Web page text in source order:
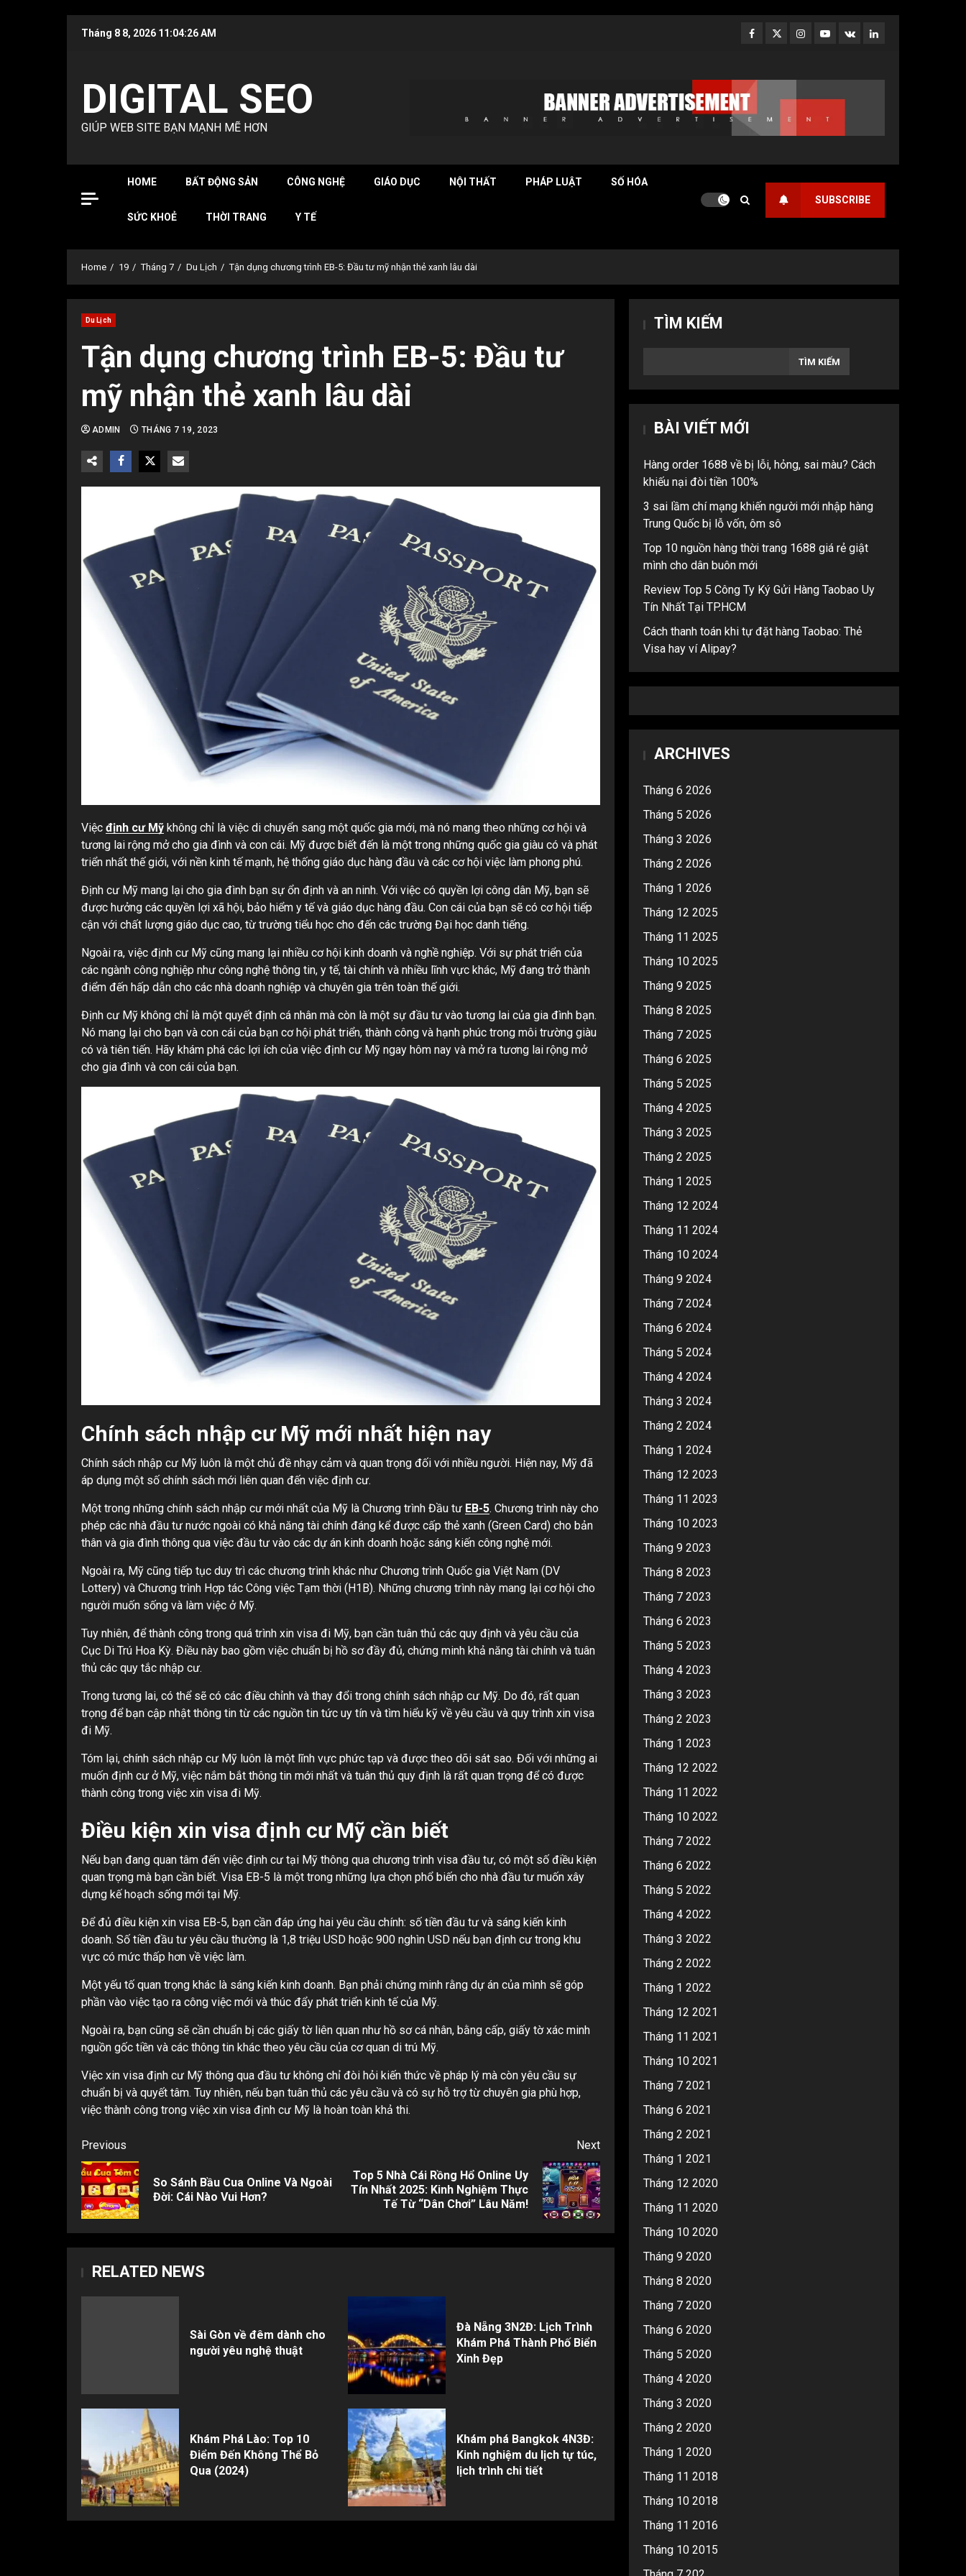
Tháng 8 8, 2026 11:04:27 AM Facebook
TwitterInstagram
Youtube
VK LinkedIn
DIGITAL SEO
GIÚP WEB SITE BẠN MẠNH MẼ HƠN
HOME BẤT ĐỘNG SẢN CÔNG NGHỆ GIÁO DỤC NỘI THẤT PHÁP LUẬT SỐ HÓA
SỨC KHOẺ THỜI TRANG Y TẾ
SUBSCRIBE
Home 19 Tháng 7 Du Lịch Tận dụng chương trình EB-5: Đầu tư mỹ nhận thẻ xanh lâu dài
Du Lịch
Tận dụng chương trình EB-5: Đầu tư
mỹ nhận thẻ xanh lâu dài
ADMIN THÁNG 7 19, 2023
Việc định cư Mỹ không chỉ là việc di chuyển sang một quốc gia mới, mà nó mang theo những cơ hội và
tương lai rộng mở cho gia đình và con cái. Mỹ được biết đến là một trong những quốc gia giàu có và phát
triển nhất thế giới, với nền kinh tế mạnh, hệ thống giáo dục hàng đầu và các cơ hội việc làm phong phú.
Định cư Mỹ mang lại cho gia đình bạn sự ổn định và an ninh. Với việc có quyền lợi công dân Mỹ, bạn sẽ
được hưởng các quyền lợi xã hội, bảo hiểm y tế và giáo dục hàng đầu. Con cái của bạn sẽ có cơ hội tiếp
cận với chất lượng giáo dục cao, từ trường tiểu học cho đến các trường Đại học danh tiếng.
Ngoài ra, việc định cư Mỹ cũng mang lại nhiều cơ hội kinh doanh và nghề nghiệp. Với sự phát triển của
các ngành công nghiệp như công nghệ thông tin, y tế, tài chính và nhiều lĩnh vực khác, Mỹ đang trở thành
điểm đến hấp dẫn cho các nhà doanh nghiệp và chuyên gia trên toàn thế giới.
Định cư Mỹ không chỉ là một quyết định cá nhân mà còn là một sự đầu tư vào tương lai của gia đình bạn.
Nó mang lại cho bạn và con cái của bạn cơ hội phát triển, thành công và hạnh phúc trong môi trường giàu
có và tiên tiến. Hãy khám phá các lợi ích của việc định cư Mỹ ngay hôm nay và mở ra tương lai rộng mở
cho gia đình và con cái của bạn.
Chính sách nhập cư Mỹ mới nhất hiện nay
Chính sách nhập cư Mỹ luôn là một chủ đề nhạy cảm và quan trọng đối với nhiều người. Hiện nay, Mỹ đã
áp dụng một số chính sách mới liên quan đến việc định cư.
Một trong những chính sách nhập cư mới nhất của Mỹ là Chương trình Đầu tư EB-5. Chương trình này cho
phép các nhà đầu tư nước ngoài có khả năng tài chính đáng kể được cấp thẻ xanh (Green Card) cho bản
thân và gia đình thông qua việc đầu tư vào các dự án kinh doanh hoặc sáng kiến công nghệ mới.
Ngoài ra, Mỹ cũng tiếp tục duy trì các chương trình khác như Chương trình Quốc gia Việt Nam (DV
Lottery) và Chương trình Hợp tác Công việc Tạm thời (H1B). Những chương trình này mang lại cơ hội cho
người muốn sống và làm việc ở Mỹ.
Tuy nhiên, để thành công trong quá trình xin visa đi Mỹ, bạn cần tuân thủ các quy định và yêu cầu của
Cục Di Trú Hoa Kỳ. Điều này bao gồm việc chuẩn bị hồ sơ đầy đủ, chứng minh khả năng tài chính và tuân
thủ các quy tắc nhập cư.
Trong tương lai, có thể sẽ có các điều chỉnh và thay đổi trong chính sách nhập cư Mỹ. Do đó, rất quan
trọng để bạn cập nhật thông tin từ các nguồn tin tức uy tín và tìm hiểu kỹ về yêu cầu và quy trình xin visa
đi Mỹ.
Tóm lại, chính sách nhập cư Mỹ luôn là một lĩnh vực phức tạp và được theo dõi sát sao. Đối với những ai
muốn định cư ở Mỹ, việc nắm bắt thông tin mới nhất và tuân thủ quy định là rất quan trọng để có được
thành công trong việc xin visa đi Mỹ.
Điều kiện xin visa định cư Mỹ cần biết
Nếu bạn đang quan tâm đến việc định cư tại Mỹ thông qua chương trình visa đầu tư, có một số điều kiện
quan trọng mà bạn cần biết. Visa EB-5 là một trong những lựa chọn phổ biến cho nhà đầu tư muốn xây
dựng kế hoạch sống mới tại Mỹ.
Để đủ điều kiện xin visa EB-5, bạn cần đáp ứng hai yêu cầu chính: số tiền đầu tư và sáng kiến kinh
doanh. Số tiền đầu tư yêu cầu thường là 1,8 triệu USD hoặc 900 nghìn USD nếu bạn định cư trong khu
vực có mức thấp hơn về việc làm.
Một yếu tố quan trọng khác là sáng kiến kinh doanh. Bạn phải chứng minh rằng dự án của mình sẽ góp
phần vào việc tạo ra công việc mới và thúc đẩy phát triển kinh tế của Mỹ.
Ngoài ra, bạn cũng sẽ cần chuẩn bị các giấy tờ liên quan như hồ sơ cá nhân, bằng cấp, giấy tờ xác minh
nguồn gốc tiền và các thông tin khác theo yêu cầu của cơ quan di trú Mỹ.
Việc xin visa định cư Mỹ thông qua đầu tư không chỉ đòi hỏi kiến thức về pháp lý mà còn yêu cầu sự
chuẩn bị và quyết tâm. Tuy nhiên, nếu bạn tuân thủ các yêu cầu và có sự hỗ trợ từ chuyên gia phù hợp,
việc thành công trong việc xin visa định cư Mỹ là hoàn toàn khả thi.
Post
navigation
Previous
Previous
So Sánh Bầu Cua Online Và Ngoài
Đời: Cái Nào Vui Hơn?
Next
Next
Top 5 Nhà Cái Rồng Hổ Online Uy
Tín Nhất 2025: Kinh Nghiệm Thực
Tế Từ “Dân Chơi” Lâu Năm!
RELATED NEWS
Sài Gòn về đêm dành cho
người yêu nghệ thuật
Đà Nẵng 3N2Đ: Lịch Trình
Khám Phá Thành Phố Biển
Xinh Đẹp
Khám Phá Lào: Top 10
Điểm Đến Không Thể Bỏ
Qua (2024)
Khám phá Bangkok 4N3Đ:
Kinh nghiệm du lịch tự túc,
lịch trình chi tiết
TÌM KIẾM
TÌM KIẾM
BÀI VIẾT MỚI
Hàng order 1688 về bị lỗi, hỏng, sai màu? Cách
khiếu nại đòi tiền 100%
3 sai lầm chí mạng khiến người mới nhập hàng
Trung Quốc bị lỗ vốn, ôm sô
Top 10 nguồn hàng thời trang 1688 giá rẻ giật
mình cho dân buôn mới
Review Top 5 Công Ty Ký Gửi Hàng Taobao Uy
Tín Nhất Tại TP.HCM
Cách thanh toán khi tự đặt hàng Taobao: Thẻ
Visa hay ví Alipay?
ARCHIVES
Tháng 6 2026
Tháng 5 2026
Tháng 3 2026
Tháng 2 2026
Tháng 1 2026
Tháng 12 2025
Tháng 11 2025
Tháng 10 2025
Tháng 9 2025
Tháng 8 2025
Tháng 7 2025
Tháng 6 2025
Tháng 5 2025
Tháng 4 2025
Tháng 3 2025
Tháng 2 2025
Tháng 1 2025
Tháng 12 2024
Tháng 11 2024
Tháng 10 2024
Tháng 9 2024
Tháng 7 2024
Tháng 6 2024
Tháng 5 2024
Tháng 4 2024
Tháng 3 2024
Tháng 2 2024
Tháng 1 2024
Tháng 12 2023
Tháng 11 2023
Tháng 10 2023
Tháng 9 2023
Tháng 8 2023
Tháng 7 2023
Tháng 6 2023
Tháng 5 2023
Tháng 4 2023
Tháng 3 2023
Tháng 2 2023
Tháng 1 2023
Tháng 12 2022
Tháng 11 2022
Tháng 10 2022
Tháng 7 2022
Tháng 6 2022
Tháng 5 2022
Tháng 4 2022
Tháng 3 2022
Tháng 2 2022
Tháng 1 2022
Tháng 12 2021
Tháng 11 2021
Tháng 10 2021
Tháng 7 2021
Tháng 6 2021
Tháng 2 2021
Tháng 1 2021
Tháng 12 2020
Tháng 11 2020
Tháng 10 2020
Tháng 9 2020
Tháng 8 2020
Tháng 7 2020
Tháng 6 2020
Tháng 5 2020
Tháng 4 2020
Tháng 3 2020
Tháng 2 2020
Tháng 1 2020
Tháng 11 2018
Tháng 10 2018
Tháng 11 2016
Tháng 10 2015